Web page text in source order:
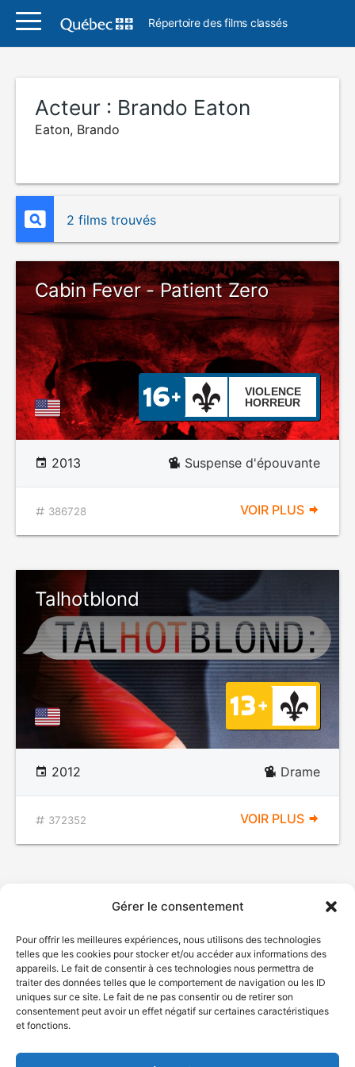
Gérer le consentement
Pour offrir les meilleures expériences, nous utilisons des technologies
telles que les cookies pour stocker et/ou accéder aux informations des
appareils. Le fait de consentir à ces technologies nous permettra de
traiter des données telles que le comportement de navigation ou les ID
uniques sur ce site. Le fait de ne pas consentir ou de retirer son
consentement peut avoir un effet négatif sur certaines caractéristiques
et fonctions.
Répertoire des films classés
Acteur : Brando Eaton
Eaton, Brando
2 films trouvés
Cabin Fever - Patient Zero
VIOLENCE
HORREUR
2013 Suspense d'épouvante
386728 VOIR PLUS
Talhotblond
2012 Drame
372352 VOIR PLUS
© Gouvernement du Québec, 2026
Plan du site